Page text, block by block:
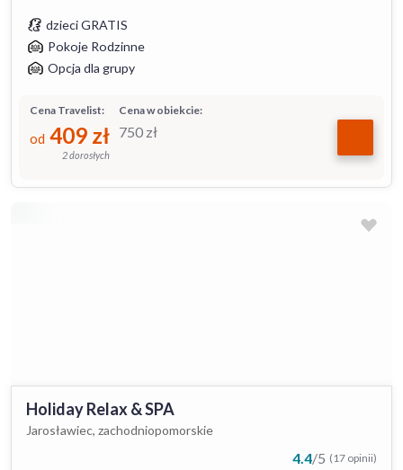
dzieci GRATIS
Pokoje Rodzinne
Opcja dla grupy
Cena w obiekcie:
750 zł
Cena Travelist:
od 409 zł
2 dorosłych
Holiday Relax & SPA
Jarosławiec, zachodniopomorskie
4.4/5 (17 opinii)